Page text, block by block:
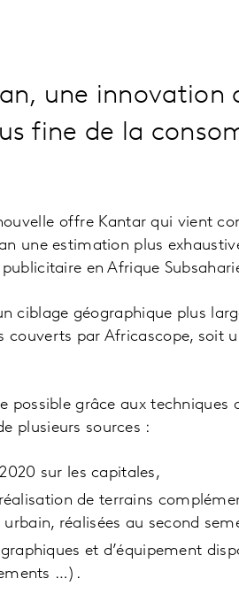
une innovation
fine de la
offre Kantar qui vient
une estimation plus
en Afrique
ciblage géographique plus
couverts par Africascope, soit
possible grâce aux techniques
plusieurs sources :
sur les capitales,
de terrains
réalisées au second
et d’équipement
…).